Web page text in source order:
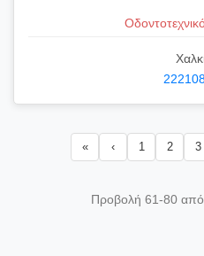
« ‹ 1 2 3
Προβολή 61-80